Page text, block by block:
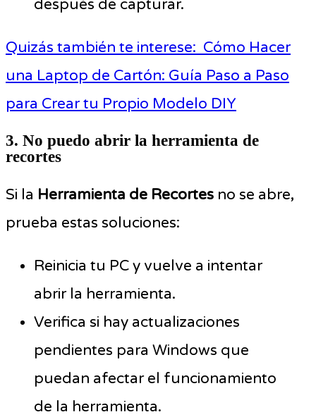
después de capturar.
Quizás también te interese: Cómo Hacer
una Laptop de Cartón: Guía Paso a Paso
para Crear tu Propio Modelo DIY
3. No puedo abrir la herramienta de
recortes
Si la Herramienta de Recortes no se abre,
prueba estas soluciones:
Reinicia tu PC y vuelve a intentar
abrir la herramienta.
Verifica si hay actualizaciones
pendientes para Windows que
puedan afectar el funcionamiento
de la herramienta.